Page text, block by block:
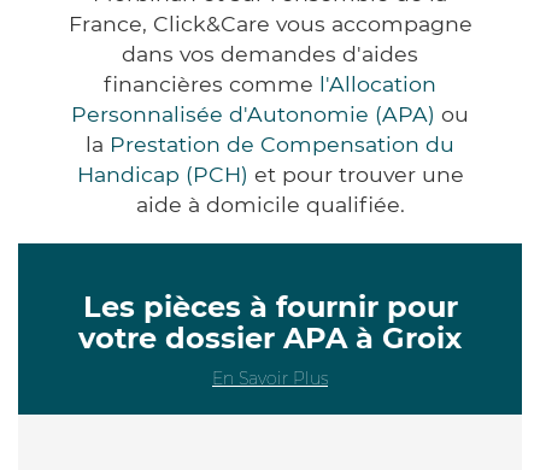
France, Click&Care vous accompagne
dans vos demandes d'aides
financières comme l'Allocation
Personnalisée d'Autonomie (APA) ou
la Prestation de Compensation du
Handicap (PCH) et pour trouver une
aide à domicile qualifiée.
Les pièces à fournir pour
votre dossier APA à Groix
En Savoir Plus